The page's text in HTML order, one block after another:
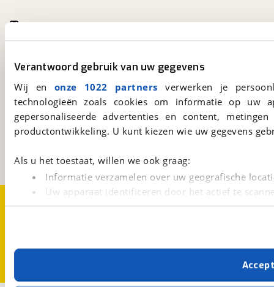
Verantwoord gebruik van uw gegevens
Wij en onze 1022 partners verwerken je
technologieën zoals cookies om informatie op
gepersonaliseerde advertenties en content,
productontwikkeling. U kunt kiezen wie uw gegevens
Als u het toestaat, willen we ook graag:
Informatie verzamelen over uw geografische
Uw apparaat identificeren door het actief te
Lees meer over hoe uw persoonlijke gegevens worden
Met cookies en vergelijkbare technieken zorgen we
cookies zorgen ervoor dat de website goed werkt.
verbeteren. We tonen je graag relevante advertenties
viaBOVAG.nl
Kosterijland
15
3981 AJBunnik
BOVAG
Over viaBOVAG.nl Disclaimer- en Privacyverklaring